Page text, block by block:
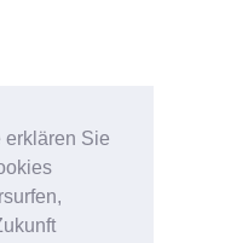
erklären Sie